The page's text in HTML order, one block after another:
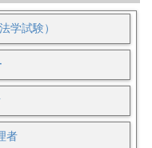
学試験）
者